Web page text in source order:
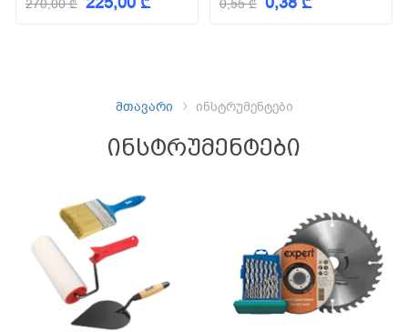
270,00 ₾ 0,55 ₾
მთავარი ინსტრუმენტები
ინსტრუმენტები